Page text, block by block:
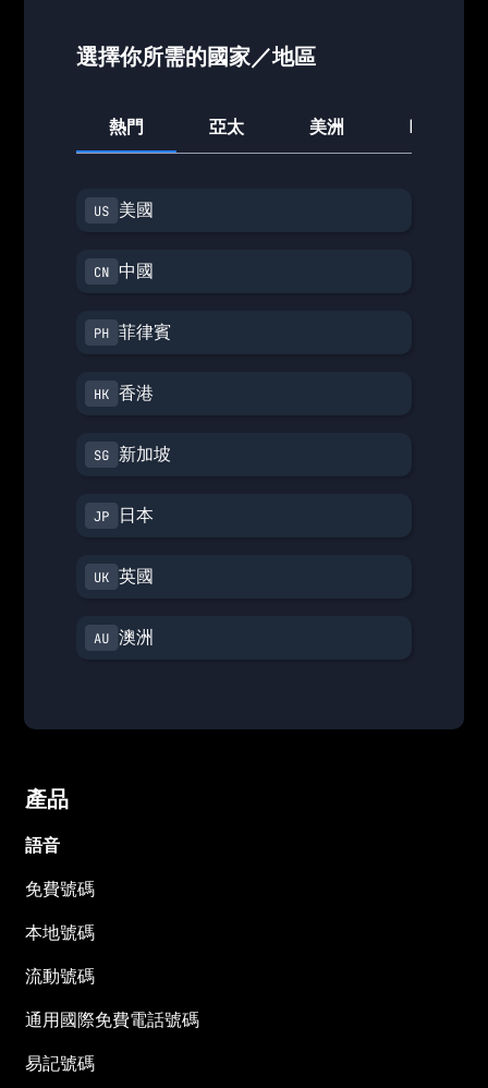
選擇你所需的國家／地區
熱門 亞太 美洲 歐洲
美國
中國
菲律賓
香港
新加坡
日本
英國
澳洲
產品
語音
免費號碼
本地號碼
流動號碼
通用國際免費電話號碼
易記號碼